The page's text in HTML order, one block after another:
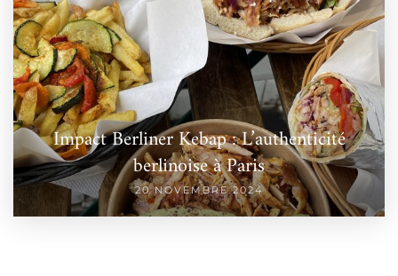
Impact Berliner Kebap : L’authenticité
berlinoise à Paris
20 NOVEMBRE 2024